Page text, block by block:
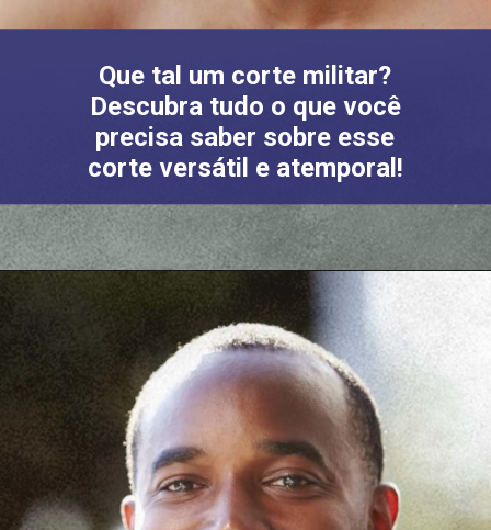
Que tal um corte militar?
Descubra tudo o que você
precisa saber sobre esse
corte versátil e atemporal!